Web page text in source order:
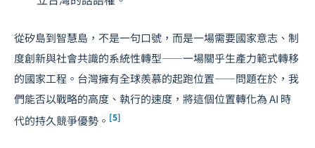
從矽島到智慧島，不是一句口號，而是一場需要國家意志、制
度創新與社會共識的系統性轉型——一場關乎生產力範式轉移
的國家工程。台灣擁有全球羨慕的起跑位置——問題在於，我
們能否以戰略的高度、執行的速度，將這個位置轉化為 AI 時
代的持久競爭優勢。 [5]